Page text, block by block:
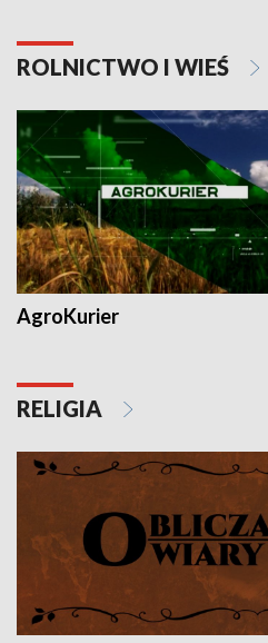
ROLNICTWO I WIEŚ
AgroKurier
RELIGIA